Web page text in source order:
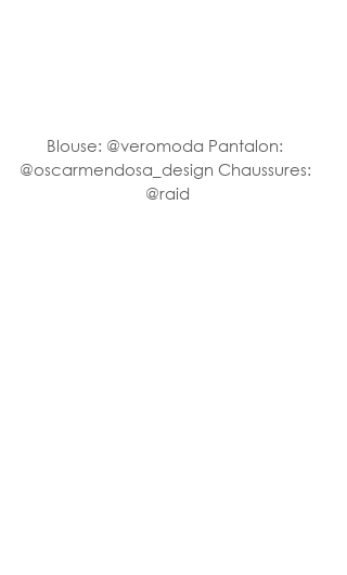
Blouse: @veromoda Pantalon:
@oscarmendosa_design Chaussures:
@raid